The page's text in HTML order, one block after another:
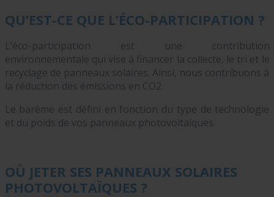
QU’EST-CE QUE L’ÉCO-PARTICIPATION ?
L’éco-participation est une contribution
environnementale qui vise à financer la collecte, le tri et le
recyclage de panneaux solaires. Ainsi, nous contribuons à
la réduction des émissions en CO2.
Le barème est défini en fonction du type de technologie
et du poids de vos panneaux photovoltaïques.
OÙ JETER SES PANNEAUX SOLAIRES
PHOTOVOLTAÏQUES ?